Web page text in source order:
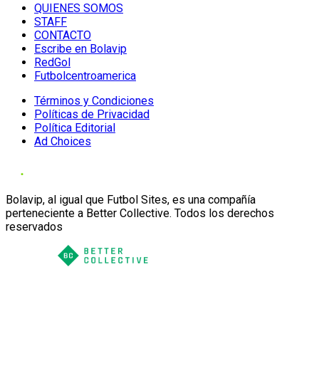
QUIENES SOMOS
STAFF
CONTACTO
Escribe en Bolavip
RedGol
Futbolcentroamerica
Términos y Condiciones
Políticas de Privacidad
Política Editorial
Ad Choices
Bolavip, al igual que Futbol Sites, es una compañía
perteneciente a Better Collective. Todos los derechos
reservados